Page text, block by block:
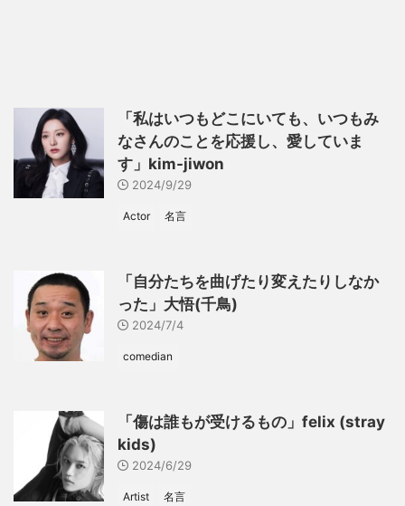
「私はいつもどこにいても、いつもみ
なさんのことを応援し、愛していま
す」kim-jiwon
2024/9/29
Actor 名言
「自分たちを曲げたり変えたりしなか
った」大悟(千鳥)
2024/7/4
comedian
「傷は誰もが受けるもの」felix (stray
kids)
2024/6/29
Artist 名言